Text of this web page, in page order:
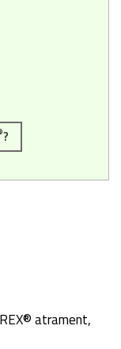
?
atrament,